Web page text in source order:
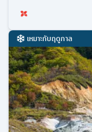
เหมาะกับฤดูกาล